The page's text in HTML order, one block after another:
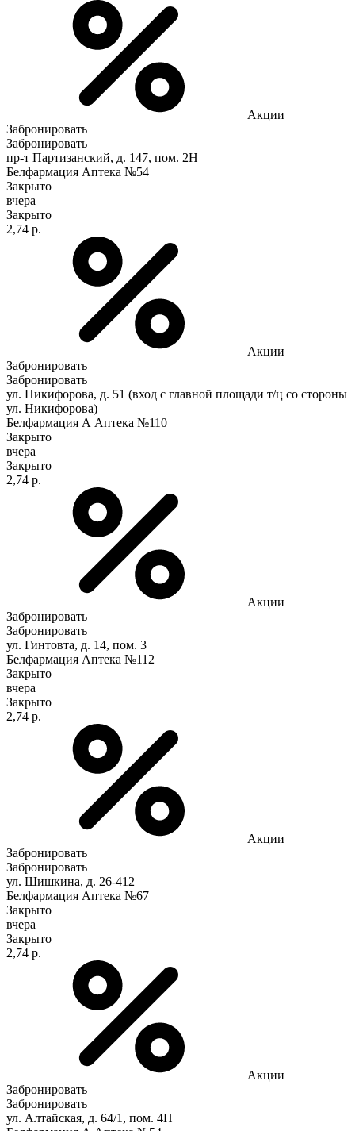
Акции
Забронировать
Забронировать
пр-т Партизанский, д. 147, пом. 2Н
Белфармация Аптека №54
Закрыто
вчера
Закрыто
2,74 р.
Акции
Забронировать
Забронировать
ул. Никифорова, д. 51 (вход с главной площади т/ц со стороны
ул. Никифорова)
Белфармация А Аптека №110
Закрыто
вчера
Закрыто
2,74 р.
Акции
Забронировать
Забронировать
ул. Гинтовта, д. 14, пом. 3
Белфармация Аптека №112
Закрыто
вчера
Закрыто
2,74 р.
Акции
Забронировать
Забронировать
ул. Шишкина, д. 26-412
Белфармация Аптека №67
Закрыто
вчера
Закрыто
2,74 р.
Акции
Забронировать
Забронировать
ул. Алтайская, д. 64/1, пом. 4Н